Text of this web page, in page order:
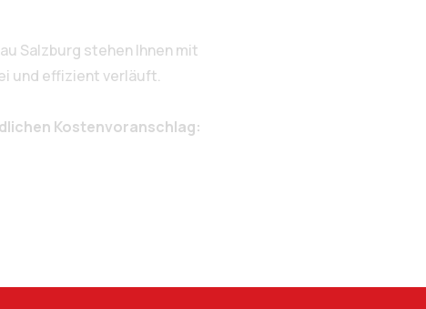
Salzburg stehen Ihnen mit
und effizient verläuft.
Kostenvoranschlag: